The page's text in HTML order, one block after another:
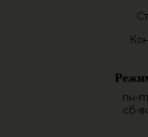
пн-
сб-